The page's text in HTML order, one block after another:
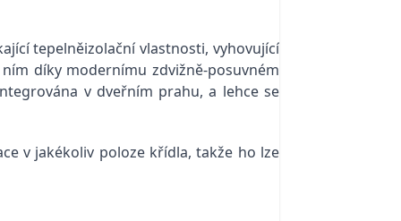
tepelněizolační vlastnosti, vyhovující
díky modernímu zdvižně-posuvném
v dveřním prahu, a lehce se
v jakékoliv poloze křídla, takže ho lze